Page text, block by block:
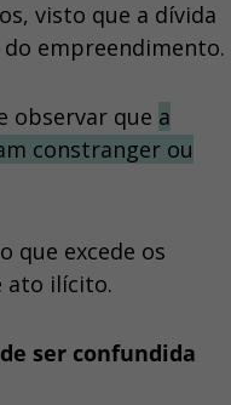
visto que a dívida
empreendimento.
observar que a
constranger ou
que excede os
ato ilícito.
ser confundida